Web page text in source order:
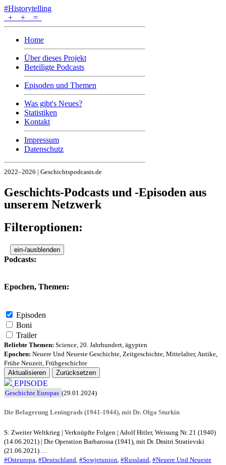
#Historytelling
+
+ =
Home
Über dieses Projekt
Beteiligte Podcasts
Episoden und Themen
Was gibt's Neues?
Statistiken
Kontakt
Impressum
Datenschutz
2022–2026 | Geschichtspodcasts.de
Geschichts-Podcasts und -Episoden aus
unserem Netzwerk
Filteroptionen:
ein-/ausblenden
Podcasts:
Epochen, Themen:
Episoden
Boni
Trailer
Beliebte Themen: Science 20. Jahrhundert ägypten
Epochen: Neuere Und Neueste Geschichte Zeitgeschichte Mittelalter, Antike
Frühe Neuzeit Frühgeschichte
Aktualisieren
Zurücksetzen
EPISODE
Geschichte Europas (29.01.2024)
Die Belagerung Leningrads (1941-1944), mit Dr. Olga Sturkin
S: Zweiter Weltkrieg | Verknüpfte Folgen | Adolf Hitler, Weisung Nr. 21 (1940)
(14.06.2021) | Die Operation Barbarossa (1941), mit Dr. Dmitri Stratievski
(21.06.2021) …
#Osteuropa, #Deutschland, #Sowjetunion, #Russland, #Neuere Und Neueste